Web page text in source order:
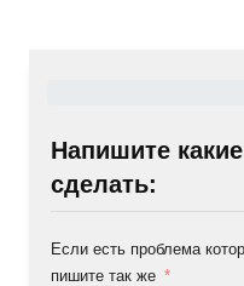
Напишите
сделать:
Если есть проблема
пишите так же